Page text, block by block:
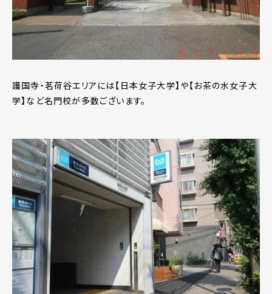
護国寺・茗荷谷エリアには【日本女子大学】や【お茶の水女子大
学】など名門校が多数ございます。